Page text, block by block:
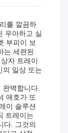
를 깔끔하
우아하고 실
부피이 보
는 세련된
자 트레이
의 일상 또는
완벽합니다.
애호가 또
이 솔루션
트레이는
다. 그것의